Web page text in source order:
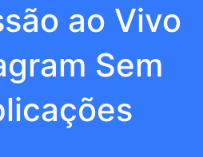
ao Vivo
Sem